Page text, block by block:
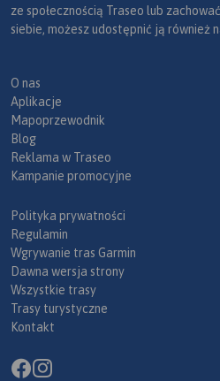
ze społecznością Traseo lub
siebie, możesz udostępnić ją również
O nas
Aplikacje
Mapoprzewodnik
Blog
Reklama w Traseo
Kampanie promocyjne
Polityka prywatności
Regulamin
Wgrywanie tras Garmin
Dawna wersja strony
Wszystkie trasy
Trasy turystyczne
Kontakt